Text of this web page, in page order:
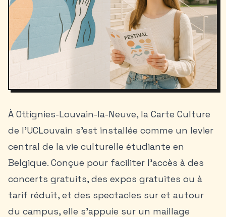
À Ottignies-Louvain-la-Neuve, la Carte Culture
de l’UCLouvain s’est installée comme un levier
central de la vie culturelle étudiante en
Belgique. Conçue pour faciliter l’accès à des
concerts gratuits, des expos gratuites ou à
tarif réduit, et des spectacles sur et autour
du campus, elle s’appuie sur un maillage